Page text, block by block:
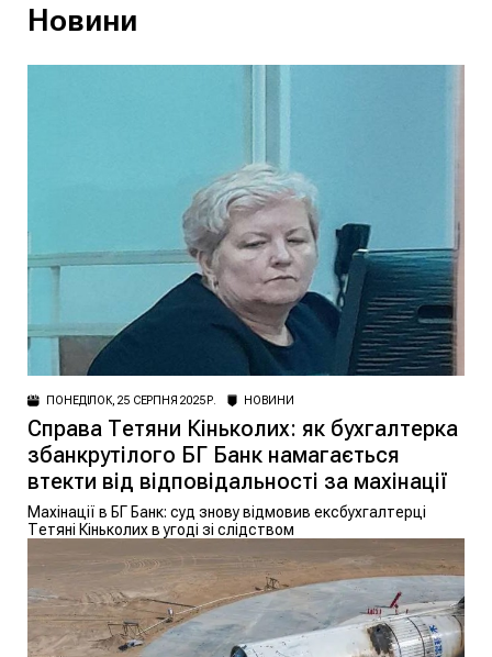
Новини
ПОНЕДІЛОК, 25 СЕРПНЯ 2025 Р. НОВИНИ
Справа Тетяни Кіньколих: як бухгалтерка
збанкрутілого БГ Банк намагається
втекти від відповідальності за махінації
Махінації в БГ Банк: суд знову відмовив ексбухгалтерці
Тетяні Кіньколих в угоді зі слідством